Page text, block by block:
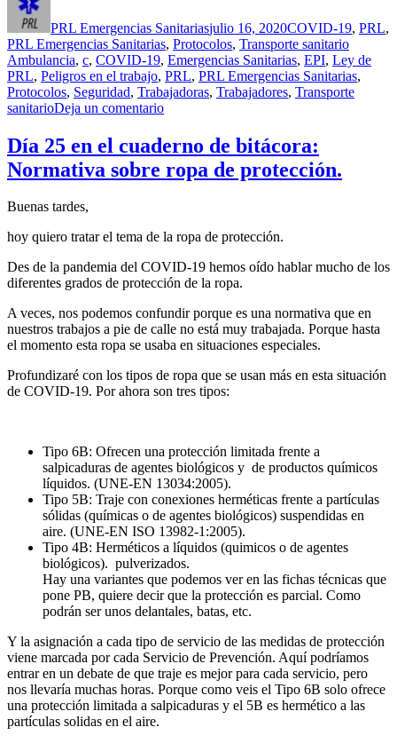
PRL Emergencias Sanitariasjulio 16, 2020COVID-19, PRL,
PRL Emergencias Sanitarias, Protocolos, Transporte sanitario
Ambulancia, c, COVID-19, Emergencias Sanitarias, EPI, Ley de
PRL, Peligros en el trabajo, PRL, PRL Emergencias Sanitarias,
Protocolos, Seguridad, Trabajadoras, Trabajadores, Transporte
sanitarioDeja un comentarioen
en
el
protocolos
actuación
para
traslado
de
pacientes
la
pandemia
19.
Día 25 en el cuaderno de bitácora:
Normativa sobre ropa de protección.
Buenas tardes,
hoy quiero tratar el tema de la ropa de protección.
Des de la pandemia del COVID-19 hemos oído hablar mucho de los
diferentes grados de protección de la ropa.
A veces, nos podemos confundir porque es una normativa que en
nuestros trabajos a pie de calle no está muy trabajada. Porque hasta
el momento esta ropa se usaba en situaciones especiales.
Profundizaré con los tipos de ropa que se usan más en esta situación
de COVID-19. Por ahora son tres tipos:
Tipo 6B: Ofrecen una protección limitada frente a
salpicaduras de agentes biológicos y de productos químicos
líquidos. (UNE-EN 13034:2005).
Tipo 5B: Traje con conexiones herméticas frente a partículas
sólidas (químicas o de agentes biológicos) suspendidas en
aire. (UNE-EN ISO 13982-1:2005).
Tipo 4B: Herméticos a líquidos (quimicos o de agentes
biológicos). pulverizados.
Hay una variantes que podemos ver en las fichas técnicas que
pone PB, quiere decir que la protección es parcial. Como
podrán ser unos delantales, batas, etc.
Y la asignación a cada tipo de servicio de las medidas de protección
viene marcada por cada Servicio de Prevención. Aquí podríamos
entrar en un debate de que traje es mejor para cada servicio, pero
nos llevaría muchas horas. Porque como veis el Tipo 6B solo ofrece
una protección limitada a salpicaduras y el 5B es hermético a las
partículas solidas en el aire.